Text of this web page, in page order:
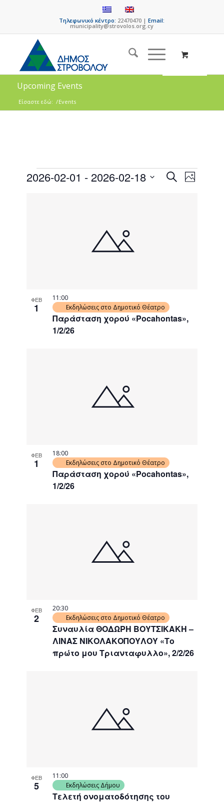
Τηλεφωνικό κέντρο: 22470470 |Email:
municipality@strovolos.org.cy
Upcoming Events
Είσαστε εδώ: /Events
Events
SearchEvent
Views
Photo
2026-02-01 - 2026-02-18
ΦΕΒ
1
Παράσταση χορού «Pocahontas»,
1/2/26
11:00
Εκδηλώσεις στο Δημοτικό Θέατρο
ΦΕΒ
1
Παράσταση χορού «Pocahontas»,
1/2/26
18:00
Εκδηλώσεις στο Δημοτικό Θέατρο
ΦΕΒ
2
Συναυλία ΘΟΔΩΡΗ ΒΟΥΤΣΙΚΑΚΗ –
ΛΙΝΑΣ ΝΙΚΟΛΑΚΟΠΟΥΛΟΥ «Το
πρώτο μου Τριανταφυλλο», 2/2/26
20:30
Εκδηλώσεις στο Δημοτικό Θέατρο
ΦΕΒ
5
Τελετή ονοματοδότησης του
11:00
Εκδηλώσεις Δήμου